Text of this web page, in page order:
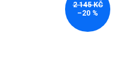
2 145 KČ
–20 %